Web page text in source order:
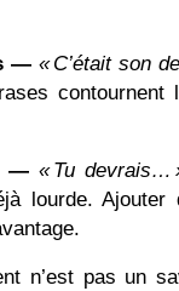
— «C’était son
contournent
— «Tu devrais…
lourde.
n’est pas un